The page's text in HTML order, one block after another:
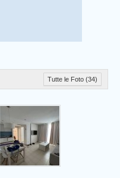
Tutte le Foto (34)